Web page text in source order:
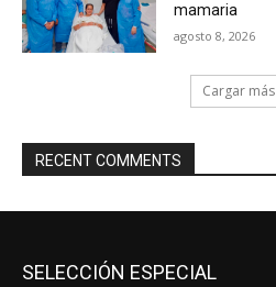
mamaria
agosto 8, 2026
Cargar más
RECENT COMMENTS
SELECCIÓN ESPECIAL